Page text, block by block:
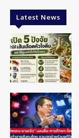
Latest News